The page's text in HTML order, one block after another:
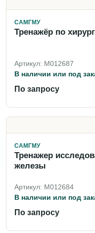
САМГМУ
Тренажёр по
Артикул: M012687
В наличии или под
По запросу
САМГМУ
Тренажер
железы
Артикул: M012684
В наличии или под
По запросу